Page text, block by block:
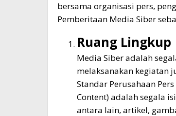
bersama organisasi pers,
Pemberitaan Media Siber
Ruang Lingkup
Media Siber adalah
melaksanakan kegiatan
Standar Perusahaan
Content) adalah segala
antara lain, artikel,